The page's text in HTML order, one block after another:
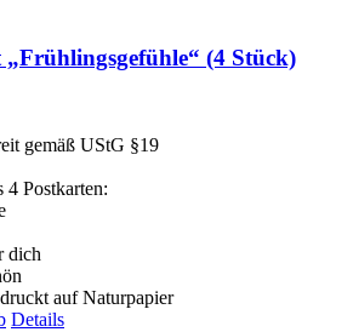
„Frühlingsgefühle“ (4 Stück)
gemäß UStG §19
4 Postkarten:
dich
auf Naturpapier
Details